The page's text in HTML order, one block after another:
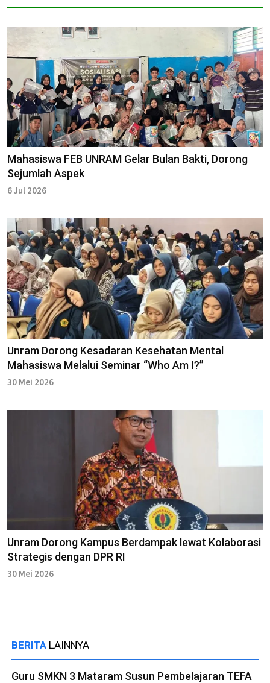
Mahasiswa FEB UNRAM Gelar Bulan Bakti, Dorong
Sejumlah Aspek
6 Jul 2026
Unram Dorong Kesadaran Kesehatan Mental
Mahasiswa Melalui Seminar “Who Am I?”
30 Mei 2026
Unram Dorong Kampus Berdampak lewat Kolaborasi
Strategis dengan DPR RI
30 Mei 2026
BERITA LAINNYA
Guru SMKN 3 Mataram Susun Pembelajaran TEFA